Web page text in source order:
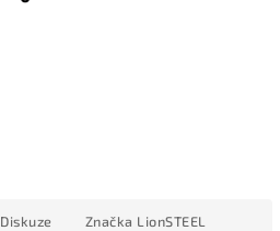
Diskuze Značka LionSTEEL